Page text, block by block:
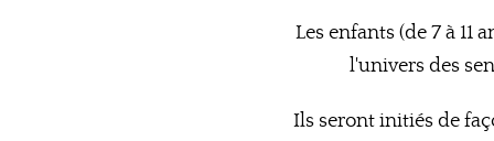
Les enfants (de 7 à 11
l'univers des
Ils seront initiés de